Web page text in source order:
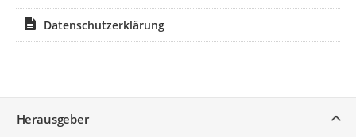
Datenschutzerklärung
Herausgeber